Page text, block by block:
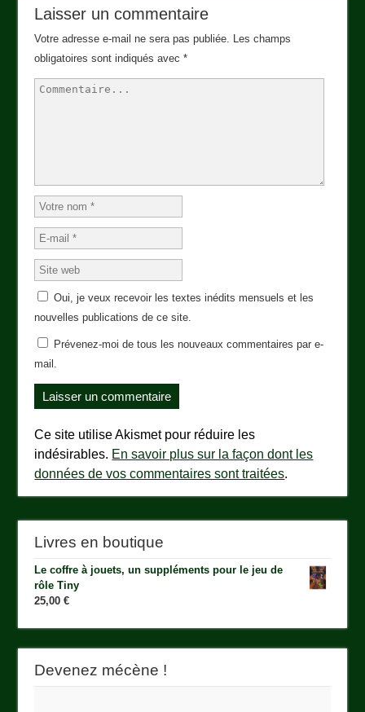
Laisser un commentaire
Votre adresse e-mail ne sera pas publiée. Les champs
obligatoires sont indiqués avec*
Oui, je veux recevoir les textes inédits mensuels et les
nouvelles publications de ce site.
Prévenez-moi de tous les nouveaux commentaires par e-
mail.
Ce site utilise Akismet pour réduire les
indésirables. En savoir plus sur la façon dont les
données de vos commentaires sont traitées.
Livres en boutique
Le coffre à jouets, un suppléments pour le jeu de
rôle Tiny
25,00€
Devenez mécène !